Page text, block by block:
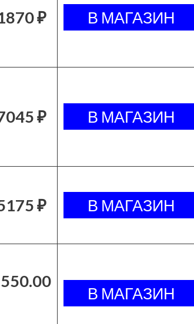
₽
₽
₽